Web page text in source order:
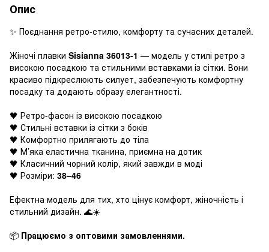
Опис
✨ Поєднання ретро-стилю, комфорту та сучасних деталей.
Жіночі плавки Sisianna 36013-1 — модель у стилі ретро з
високою посадкою та стильними вставками із сітки. Вони
красиво підкреслюють силует, забезпечують комфортну
посадку та додають образу елегантності.
🖤 Ретро-фасон із високою посадкою
🖤 Стильні вставки із сітки з боків
🖤 Комфортно прилягають до тіла
🖤 М’яка еластична тканина, приємна на дотик
🖤 Класичний чорний колір, який завжди в моді
🖤 Розміри: 38–46
Ефектна модель для тих, хто цінує комфорт, жіночність і
стильний дизайн. 🌊☀️
📦 Працюємо з оптовими замовленнями.